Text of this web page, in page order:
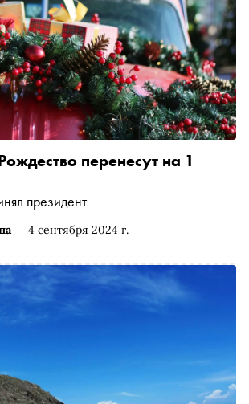
4 сентября 2024 г.
перенесут на 1
президент